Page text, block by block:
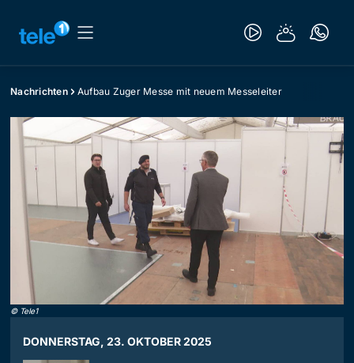
Nachrichten Aufbau Zuger Messe mit neuem Messeleiter
© Tele1
DONNERSTAG, 23. OKTOBER 2025